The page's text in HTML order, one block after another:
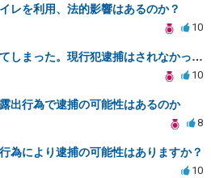
レを利用、法的影響はあるのか？
10
立ち小便を目撃されてしまった。現行犯逮捕はされなかったが後日事件化したり、逮捕されないか不安です。
10
出行為で逮捕の可能性はあるのか
8
為により逮捕の可能性はありますか？
10